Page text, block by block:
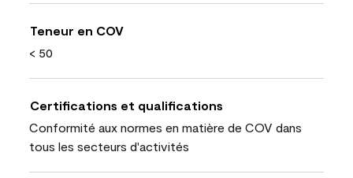
Teneur en COV
< 50
Certifications et qualifications
Conformité aux normes en matière de COV dans
tous les secteurs d'activités